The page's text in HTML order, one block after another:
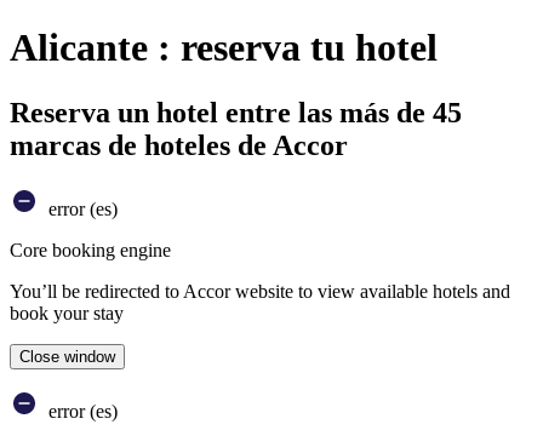
Alicante : reserva tu hotel
Reserva un hotel entre las más de 45
marcas de hoteles de Accor
error (es)
Core booking engine
You’ll be redirected to Accor website to view available hotels and
book your stay
Close window
error (es)